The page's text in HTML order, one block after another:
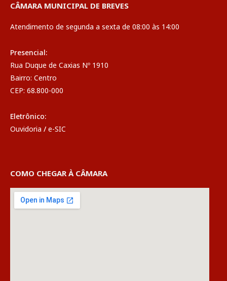
CÂMARA MUNICIPAL DE BREVES
Atendimento de segunda a sexta de 08:00 às 14:00
Presencial:
Rua Duque de Caxias Nº 1910
Bairro: Centro
CEP: 68.800-000
Eletrônico:
Ouvidoria / e-SIC
COMO CHEGAR À CÂMARA